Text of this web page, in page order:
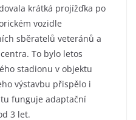
krátká projížďka po
vozidle
sběratelů veteránů a
To bylo letos
stadionu v objektu
výstavbu přispělo i
funguje adaptační
3 let.